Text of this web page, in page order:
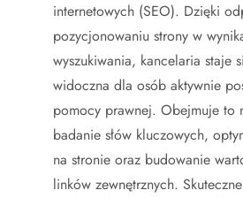
internetowych (SEO). Dzięki
pozycjonowaniu strony w
wyszukiwania, kancelaria staje
widoczna dla osób aktywnie
pomocy prawnej. Obejmuje to
badanie słów kluczowych,
na stronie oraz budowanie
linków zewnętrznych.